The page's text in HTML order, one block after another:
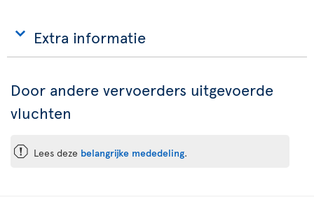
Extra informatie
Door andere vervoerders uitgevoerde
vluchten
ü Lees deze belangrijke mededeling.